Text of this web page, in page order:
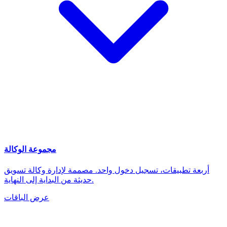
مجموعة الوكالة
أربعة تطبيقات، تسجيل دخول واحد. مصممة لإدارة وكالة تسويق
حديثة من البداية إلى النهاية.
عرض الباقات